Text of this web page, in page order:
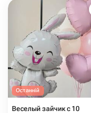
Останній
Веселый зайчик с 10